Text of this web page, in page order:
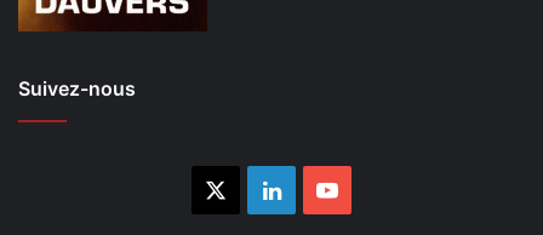
Suivez-nous
LinkedinYouTube